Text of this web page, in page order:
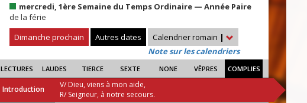
mercredi, 1ère Semaine du Temps Ordinaire — Année Paire
de la férie
Dimanche prochain
Autres dates Calendrier romain |
Note sur les calendriers
LECTURES LAUDES TIERCE SEXTE NONE VÊPRES COMPLIES
Introduction
V/ Dieu, viens à mon aide,
R/ Seigneur, à notre secours.